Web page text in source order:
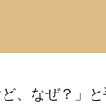
、なぜ？」